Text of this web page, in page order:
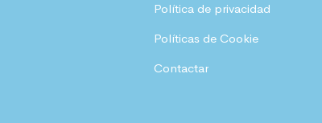
Política de privacidad
Políticas de Cookie
Contactar